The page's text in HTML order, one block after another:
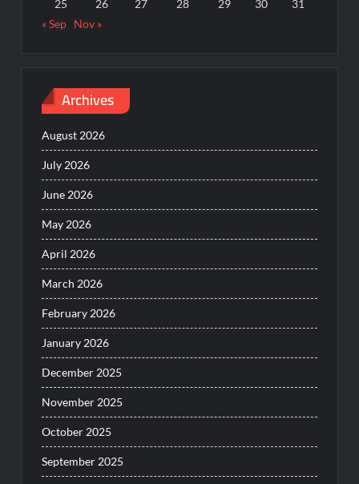
25 26 27 28 29 30
31
« Sep Nov »
Archives
August 2026
July 2026
June 2026
May 2026
April 2026
March 2026
February 2026
January 2026
December 2025
November 2025
October 2025
September 2025